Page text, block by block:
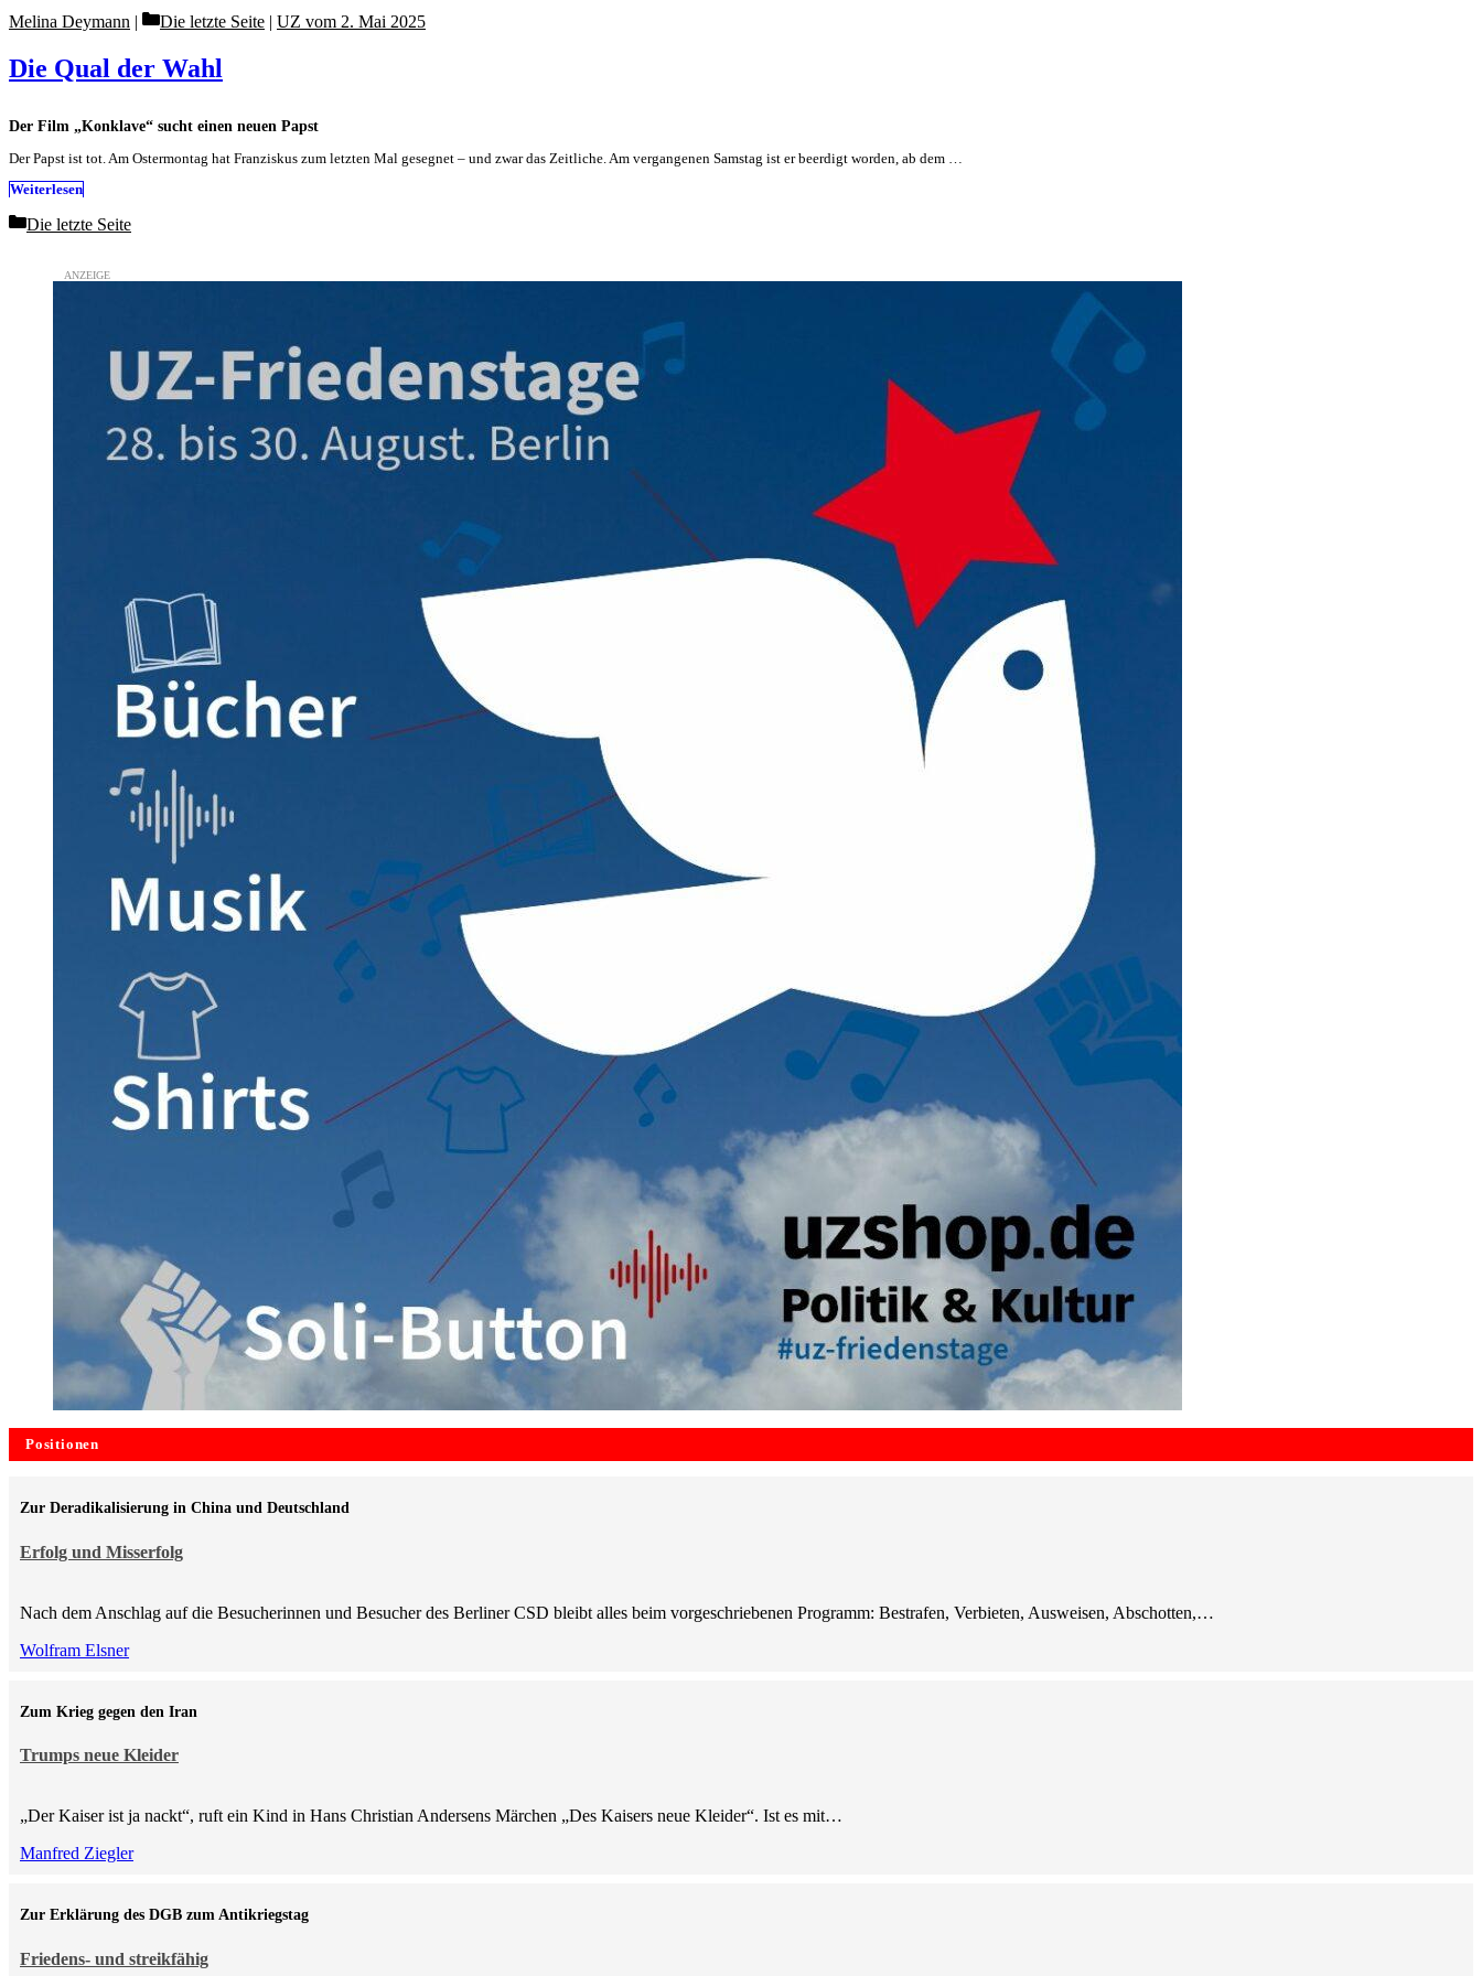
Der Film „Konklave“ sucht einen neuen Papst
Die Qual der Wahl
Melina Deymann Categories
Die letzte Seite | UZ vom 2. Mai 2025
Der Papst ist tot. Am Ostermontag hat Franziskus zum letzten Mal gesegnet – und zwar das Zeitliche. Am vergangenen Samstag ist er beerdigt worden, ab dem …
Weiterlesen
Categories
Die letzte Seite
Positionen
Erfolg und Misserfolg
Zur Deradikalisierung in China und Deutschland
Nach dem Anschlag auf die Besucherinnen und Besucher des Berliner CSD bleibt alles beim vorgeschriebenen Programm: Bestrafen, Verbieten, Ausweisen, Abschotten,…
Wolfram Elsner
Trumps neue Kleider
Zum Krieg gegen den Iran
„Der Kaiser ist ja nackt“, ruft ein Kind in Hans Christian Andersens Märchen „Des Kaisers neue Kleider“. Ist es mit…
Manfred Ziegler
Friedens- und streikfähig
Zur Erklärung des DGB zum Antikriegstag